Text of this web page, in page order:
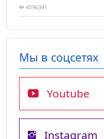
4596341
Мы в соцсетях
Youtube
Instagram